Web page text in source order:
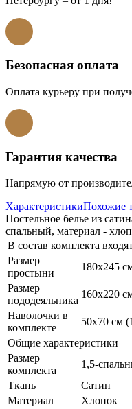
Безопасная оплата
Оплата курьеру при
Гарантия качества
Напрямую от
ХарактеристикиПохожие
Постельное белье из
спальный, материал -
В состав комплекта
Размер
простыни
180х245
Размер
пододеяльника
160х220
Наволочки в
комплекте
50х70 см
Общие характеристики
Размер
комплекта
1,5-
Ткань
Сатин
Материал
Хлопок